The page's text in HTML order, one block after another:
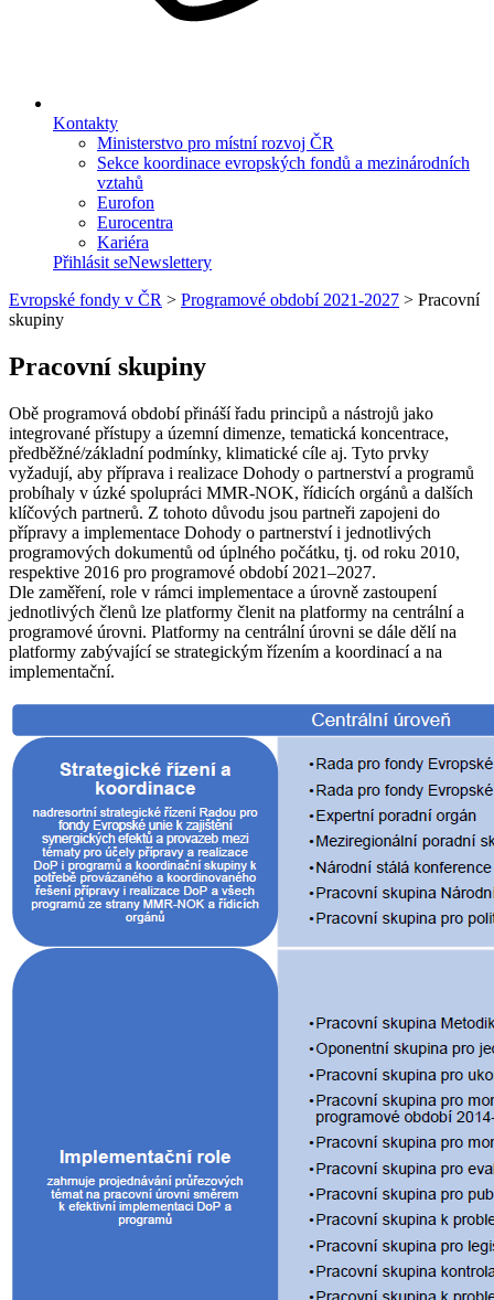
Kontakty
Ministerstvo pro místní rozvoj ČR
Sekce koordinace evropských fondů a mezinárodních
vztahů
Eurofon
Eurocentra
Kariéra
Přihlásit seNewslettery
Evropské fondy v ČR > Programové období 2021-2027 > Pracovní
skupiny
Pracovní skupiny
Obě programová období přináší řadu principů a nástrojů jako
integrované přístupy a územní dimenze, tematická koncentrace,
předběžné/základní podmínky, klimatické cíle aj. Tyto prvky
vyžadují, aby příprava i realizace Dohody o partnerství a programů
probíhaly v úzké spolupráci MMR-NOK, řídicích orgánů a dalších
klíčových partnerů. Z tohoto důvodu jsou partneři zapojeni do
přípravy a implementace Dohody o partnerství i jednotlivých
programových dokumentů od úplného počátku, tj. od roku 2010,
respektive 2016 pro programové období 2021–2027.
Dle zaměření, role v rámci implementace a úrovně zastoupení
jednotlivých členů lze platformy členit na platformy na centrální a
programové úrovni. Platformy na centrální úrovni se dále dělí na
platformy zabývající se strategickým řízením a koordinací a na
implementační.